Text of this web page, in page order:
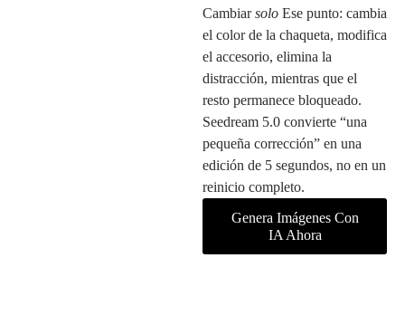
Cambiarsolo Ese punto: cambia
el color de la chaqueta, modifica
el accesorio, elimina la
distracción, mientras que el
resto permanece bloqueado.
Seedream 5.0 convierte “una
pequeña corrección” en una
edición de 5 segundos, no en un
reinicio completo.
Genera Imágenes Con
IA Ahora